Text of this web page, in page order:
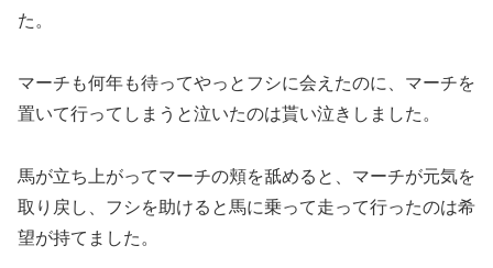
た。
マーチも何年も待ってやっとフシに会えたのに、マーチを
置いて行ってしまうと泣いたのは貰い泣きしました。
馬が立ち上がってマーチの頬を舐めると、マーチが元気を
取り戻し、フシを助けると馬に乗って走って行ったのは希
望が持てました。